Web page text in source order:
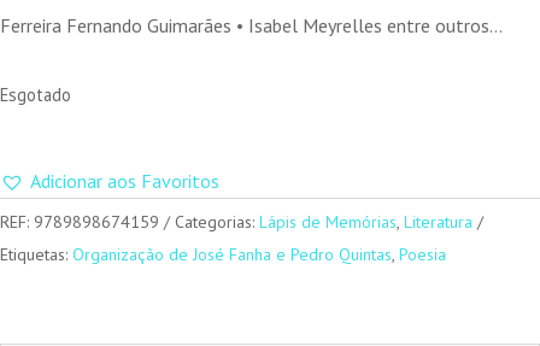
Ferreira Fernando Guimarães • Isabel Meyrelles entre outros…
Esgotado
Adicionar aos Favoritos
REF: 9789898674159 Categorias: Lápis de Memórias Literatura
Etiquetas: Organização de José Fanha e Pedro Quintas Poesia